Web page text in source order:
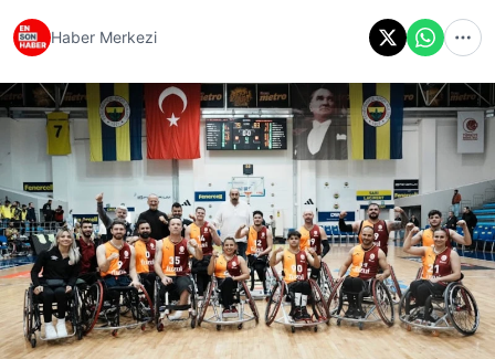
Haber Merkezi